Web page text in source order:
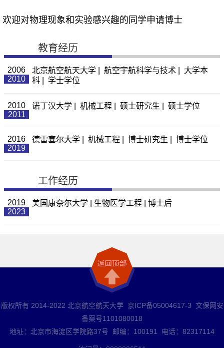
欢迎对物理现象和实验感兴趣的同学申请博士
教育经历
2006
2010
北京航空航天大学 | 航空宇航科学与技术 | 大学本
科 | 学士学位
2010
2011
诺丁汉大学 | 机械工程 | 硕士研究生 | 硕士学位
2016
2019
德雷塞尔大学 | 机械工程 | 博士研究生 | 博士学位
工作经历
2019
2023
美国康奈尔大学 | 生物医学工程 | 博士后
版权所有 2014-2022 北京航空航天大学 京ICP备05004617-3 文保网安
备案号1101080018
地址：北京市海淀区学院路37号 邮编：100191 电话：82317114